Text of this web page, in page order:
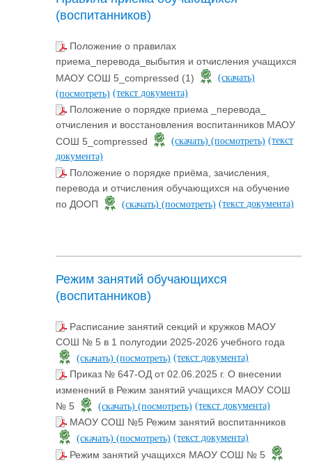
(воспитанников)
Положение о правилах
приема_перевода_выбытия и отчисления учащихся
МАОУ СОШ 5_compressed (1)
(скачать)
(посмотреть) (текст документа)
Положение о порядке приема _перевода_
отчисления и восстановления воспитанников МАОУ
СОШ 5_compressed
(скачать) (посмотреть) (текст
документа)
Положение о порядке приёма, зачисления,
перевода и отчисления обучающихся на обучение
по ДООП
(скачать) (посмотреть) (текст документа)
Режим занятий обучающихся
(воспитанников)
Расписание занятий секций и кружков МАОУ
СОШ № 5 в 1 полугодии 2025-2026 учебного года
(скачать) (посмотреть) (текст документа)
Приказ № 647-ОД от 02.06.2025 г. О внесении
изменений в Режим занятий учащихся МАОУ СОШ
№ 5
(скачать) (посмотреть) (текст документа)
МАОУ СОШ №5 Режим занятий воспитанников
(скачать) (посмотреть) (текст документа)
Режим занятий учащихся МАОУ СОШ № 5